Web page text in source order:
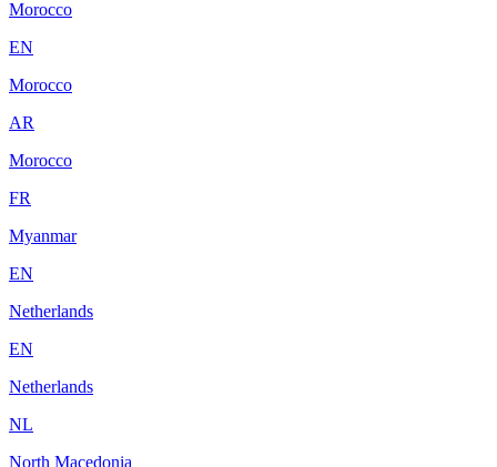
Morocco
EN
Morocco
AR
Morocco
FR
Myanmar
EN
Netherlands
EN
Netherlands
NL
North Macedonia